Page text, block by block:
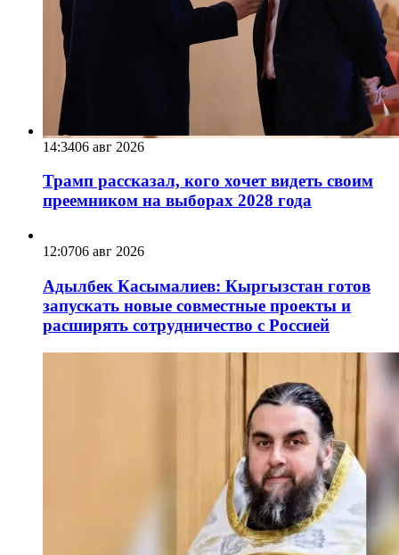
14:3406 авг 2026
Трамп рассказал, кого хочет видеть своим
преемником на выборах 2028 года
12:0706 авг 2026
Адылбек Касымалиев: Кыргызстан готов
запускать новые совместные проекты и
расширять сотрудничество с Россией